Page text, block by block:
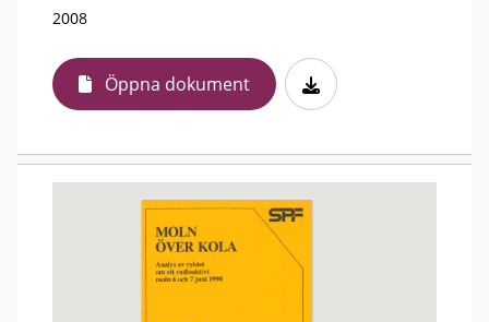
2008
Öppna dokument